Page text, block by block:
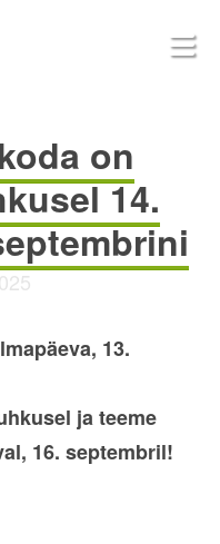
on
14.
13.
ja teeme
16. septembril!